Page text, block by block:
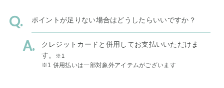
ポイントが足りない場合はどうしたらいいですか？
クレジットカードと併用してお支払いいただけま
す。
※1
※1 併用払いは一部対象外アイテムがございます